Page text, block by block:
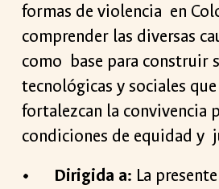
formas de violencia en
comprender las diversas
como base para construir
tecnológicas y sociales
fortalezcan la convivencia
condiciones de equidad y
•
Dirigida a: La